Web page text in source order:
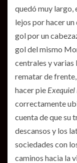
quedó muy largo,
lejos por hacer
gol por un
gol del mismo
centrales y varias
rematar de
hacer pie
correctamente
cuenta de que su
descansos y los
sociedades con
caminos hacia la